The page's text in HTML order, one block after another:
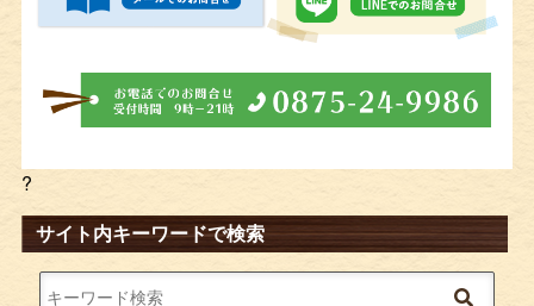
?
サイト内キーワードで検索